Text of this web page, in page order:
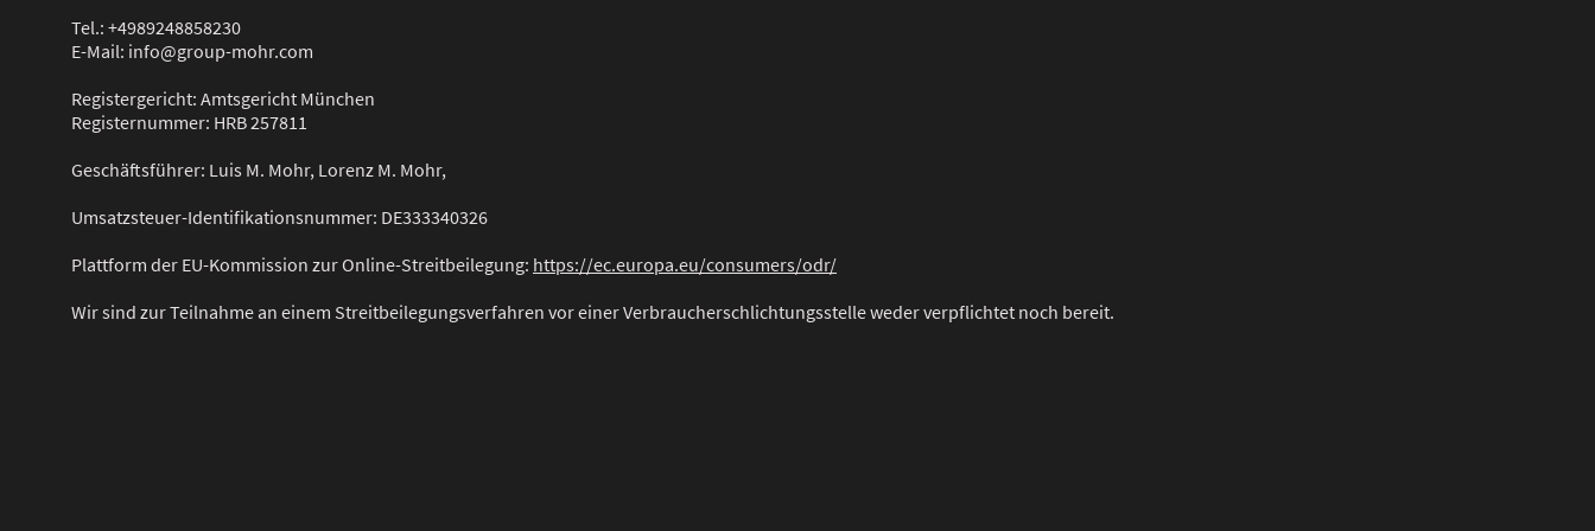
Tel.: +4989248858230
E-Mail: info@group-mohr.com
Registergericht: Amtsgericht München
Registernummer: HRB 257811
Geschäftsführer: Luis M. Mohr, Lorenz M. Mohr,
Umsatzsteuer-Identifikationsnummer: DE333340326
Plattform der EU-Kommission zur Online-Streitbeilegung: https://ec.europa.eu/consumers/odr/
Wir sind zur Teilnahme an einem Streitbeilegungsverfahren vor einer Verbraucherschlichtungsstelle weder verpflichtet noch bereit.